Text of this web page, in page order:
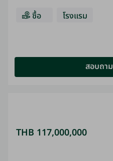
ซื้อ
โรงแรม
สอบถาม
THB 117,000,000